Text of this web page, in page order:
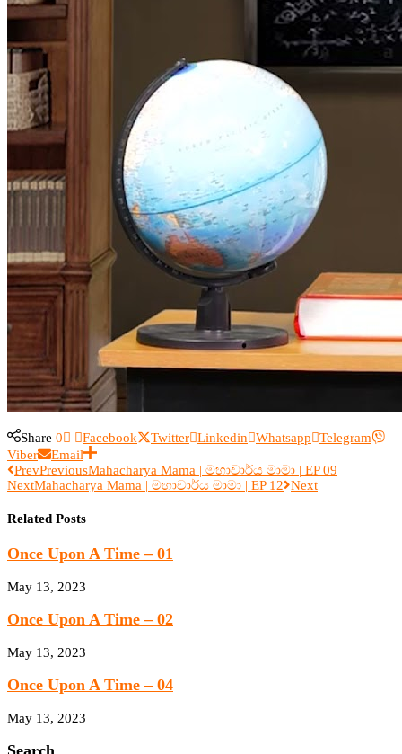
Share 0 Facebook Twitter Linkedin Whatsapp
Telegram
Viber
Email
PrevPreviousMahacharya Mama | මහාචාර්ය මාමා | EP 09
NextMahacharya Mama | මහාචාර්ය මාමා | EP 12 Next
Related Posts
Once Upon A Time – 01
May 13, 2023
Once Upon A Time – 02
May 13, 2023
Once Upon A Time – 04
May 13, 2023